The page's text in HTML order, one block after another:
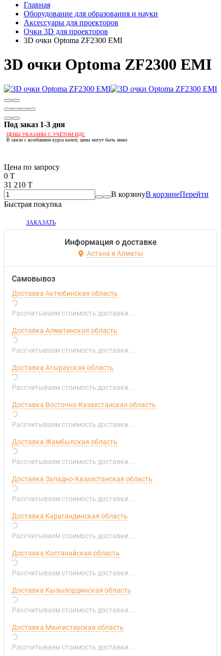
Главная
Оборудование для образования и науки
Аксессуары для проекторов
Очки 3D для проекторов
3D очки Optoma ZF2300 EMI
3D очки Optoma ZF2300 EMI
Под заказ 1-3 дня
ЦЕНЫ УКАЗАНЫ С УЧЁТОМ НДС
В связи с колебанием курса валют, цены могут быть ниже
Цена по запросу
0 T
31 210 T
В корзинуВ корзинеПерейти
Быстрая покупка
ЗАКАЗАТЬ
Информация о доставке
Астана и Алматы
Самовывоз
Доставка Актюбинская область
Рассчитываем стоимость доставки...
Доставка Алматинская область
Рассчитываем стоимость доставки...
Доставка Атырауская область
Рассчитываем стоимость доставки...
Доставка Восточно-Казахстанская область
Рассчитываем стоимость доставки...
Доставка Жамбылская область
Рассчитываем стоимость доставки...
Доставка Западно-Казахстанская область
Рассчитываем стоимость доставки...
Доставка Карагандинская область
Рассчитываем стоимость доставки...
Доставка Костанайская область
Рассчитываем стоимость доставки...
Доставка Кызылординская область
Рассчитываем стоимость доставки...
Доставка Мангистауская область
Рассчитываем стоимость доставки...